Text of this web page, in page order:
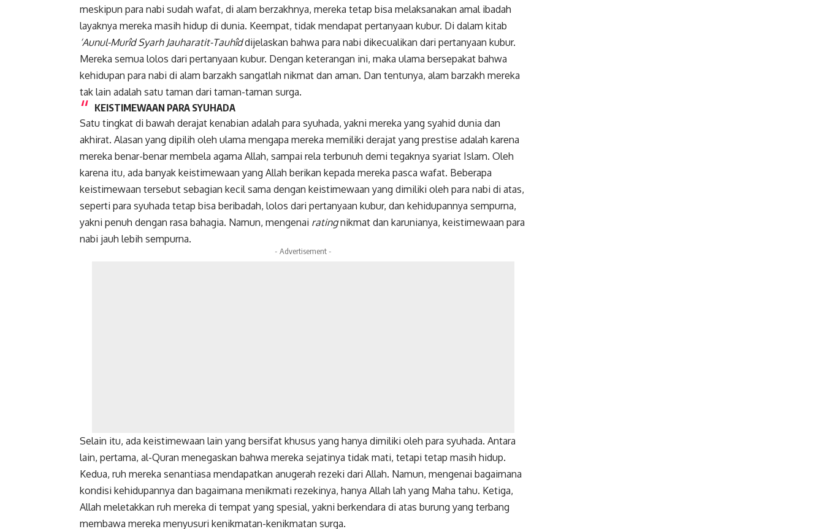
meskipun para nabi sudah wafat, di alam berzakhnya, mereka tetap bisa melaksanakan amal ibadah
layaknya mereka masih hidup di dunia. Keempat, tidak mendapat pertanyaan kubur. Di dalam kitab
‘Aunul-Murîd Syarh Jauharatit-Tauhîddijelaskan bahwa para nabi dikecualikan dari pertanyaan kubur.
Mereka semua lolos dari pertanyaan kubur. Dengan keterangan ini, maka ulama bersepakat bahwa
kehidupan para nabi di alam barzakh sangatlah nikmat dan aman. Dan tentunya, alam barzakh mereka
tak lain adalah satu taman dari taman-taman surga.
KEISTIMEWAAN PARA SYUHADA
Satu tingkat di bawah derajat kenabian adalah para syuhada, yakni mereka yang syahid dunia dan
akhirat. Alasan yang dipilih oleh ulama mengapa mereka memiliki derajat yang prestise adalah karena
mereka benar-benar membela agama Allah, sampai rela terbunuh demi tegaknya syariat Islam. Oleh
karena itu, ada banyak keistimewaan yang Allah berikan kepada mereka pasca wafat. Beberapa
keistimewaan tersebut sebagian kecil sama dengan keistimewaan yang dimiliki oleh para nabi di atas,
seperti para syuhada tetap bisa beribadah, lolos dari pertanyaan kubur, dan kehidupannya sempurna,
yakni penuh dengan rasa bahagia. Namun, mengenai ratingnikmat dan karunianya, keistimewaan para
nabi jauh lebih sempurna.
- Advertisement -
Selain itu, ada keistimewaan lain yang bersifat khusus yang hanya dimiliki oleh para syuhada. Antara
lain, pertama, al-Quran menegaskan bahwa mereka sejatinya tidak mati, tetapi tetap masih hidup.
Kedua, ruh mereka senantiasa mendapatkan anugerah rezeki dari Allah. Namun, mengenai bagaimana
kondisi kehidupannya dan bagaimana menikmati rezekinya, hanya Allah lah yang Maha tahu. Ketiga,
Allah meletakkan ruh mereka di tempat yang spesial, yakni berkendara di atas burung yang terbang
membawa mereka menyusuri kenikmatan-kenikmatan surga.